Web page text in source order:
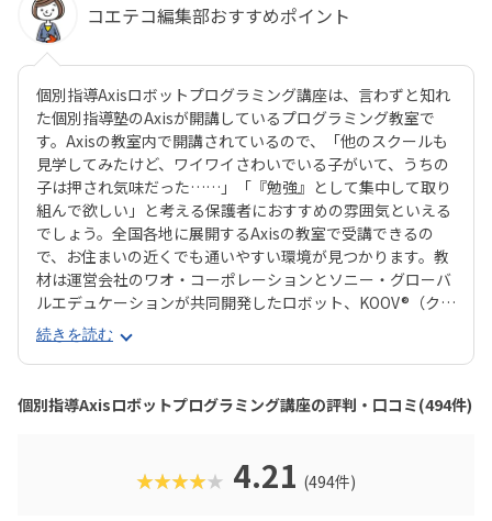
コエテコ編集部おすすめポイント
個別指導Axisロボットプログラミング講座は、言わずと知れ
た個別指導塾のAxisが開講しているプログラミング教室で
す。Axisの教室内で開講されているので、「他のスクールも
見学してみたけど、ワイワイさわいでいる子がいて、うちの
子は押され気味だった……」「『勉強』として集中して取り
組んで欲しい」と考える保護者におすすめの雰囲気といえる
でしょう。全国各地に展開するAxisの教室で受講できるの
で、お住まいの近くでも通いやすい環境が見つかります。教
材は運営会社のワオ・コーポレーションとソニー・グローバ
ルエデュケーションが共同開発したロボット、KOOV®︎（クー
ブ）。半透明のカラフルなブロックを組み合わせながらロボ
ットを組み立てていくので、女の子にも人気が高いのがポイ
ント。ロボットが好きな子はもちろん、色彩感覚に優れる子
からも評判の教材です。さらに、高学年からはエンジニアも
使う本格的なプログラミング言語「Python（パイソン）」
りのとっつきやすい見た目から入って、実践レベルの内容が
学べると好評です。授業料が比較的お手頃価格なのもポイン
続きを読む
個別指導Axisロボットプログラミング講座の評判・口コミ(494件)
★★★★★ 4.21 (494件)